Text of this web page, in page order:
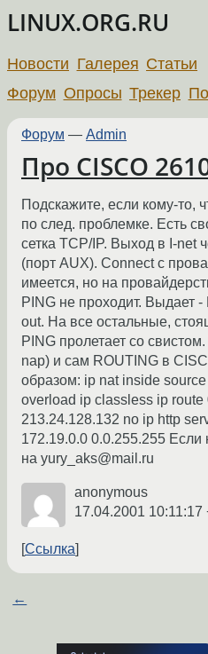
LINUX.ORG.RU
Новости Галерея Статьи
Форум Опросы Трекер
Форум — Admin
Про CISCO
Подскажите, если кому-то,
по след. проблемке. Есть
сетка TCP/IP. Выход в I-net
(порт AUX). Connect с
имеется, но на
PING не проходит. Выдает -
out. На все остальные,
PING пролетает со
nap) и сам ROUTING в
образом: ip nat inside
overload ip classless ip route
213.24.128.132 no ip http
172.19.0.0 0.0.255.255 Если
на yury_aks@mail.ru
anonymous
17.04.2001 10:11:17
Ссылка
←